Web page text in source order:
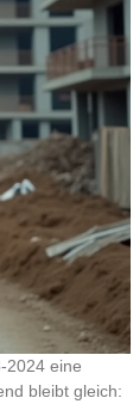
2024 eine
bleibt gleich: